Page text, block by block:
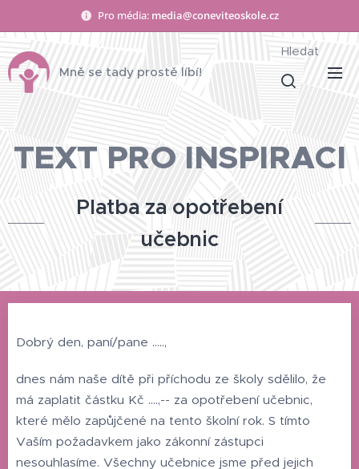
Pro média: media@coneviteoskole.cz
Mně se tady prostě líbí!
Hledat
TEXT PRO INSPIRACI
Platba za opotřebení
učebnic
Dobrý den, paní/pane .....,
dnes nám naše dítě při příchodu ze školy sdělilo, že
má zaplatit částku Kč ....,-- za opotřebení učebnic,
které mělo zapůjčené na tento školní rok. S tímto
Vaším požadavkem jako zákonní zástupci
nesouhlasíme. Všechny učebnice jsme před jejich